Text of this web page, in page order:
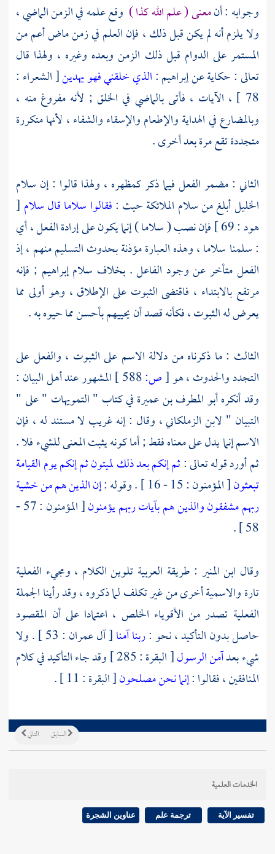
وجوابه : أنمعنى ( علم الله كذا ) وقع علمه في الزمن الماضي ،
ولا يلزم أنه لم يكن قبل ذلك ، فإن العلم في زمن ماض أعم من
المستمر على الدوام قبل ذلك الزمن وبعده وغيره ، ولهذا قال
تعالى : حكاية عن إبراهيم :الذي خلقني فهو يهدين[ الشعراء :
78 ] ، الآيات ، فأتى بالماضي في الخلق ; لأنه مفروغ منه ،
وبالمضارع في الهداية والإطعام والإسقاء والشفاء ، لأنها متكررة
متجددة تقع مرة بعد أخرى .
الثاني : مضمر الفعل فيما ذكر كمظهره ، ولهذا قالوا : إن سلام
الخليلأبلغ من سلام الملائكة حيث :فقالوا سلاما قال سلام [
هود : 69 ] فإن نصب ( سلاما ) إنما يكون على إرادة الفعل ، أي
: سلمنا سلاما ، وهذه العبارة مؤذنة بحدوث التسليم منهم ، إذ
الفعل متأخر عن وجود الفاعل . بخلاف سلام إبراهيم ; فإنه
مرتفع بالابتداء ، فاقتضى الثبوت على الإطلاق ، وهو أولى مما
يعرض له الثبوت ، فكأنه قصد أن يحييهم بأحسن مما حيوه به .
الثالث : ما ذكرناه من دلالة الاسم على الثبوت ، والفعل على
التجدد والحدوث ، هو[ص:
المشهور عند أهل البيان :
وقد أنكرهأبو المطرف بن عميرةفي كتاب " التمويهات " على "
التبيان " لابن الزملكاني، وقال : إنه غريب لا مستند له ، فإن
الاسم إنما يدل على معناه فقط ; أما كونه يثبت المعنى للشيء فلا .
ثم أورد قوله تعالى :ثم إنكم بعد ذلك لميتونثم إنكم يوم القيامة
تبعثون[ المؤمنون : 15 - 16 ] . وقوله :
إن الذين هم من خشية
ربهم مشفقونوالذين هم بآيات ربهم يؤمنون
[ المؤمنون : 57 -
58 ] .
وقال ابن المنير : طريقة العربية تلوين الكلام ، ومجيء الفعلية
تارة والاسمية أخرى من غير تكلف لما ذكروه ، وقد رأينا الجملة
الفعلية تصدر من الأقوياء الخلص ، اعتمادا على أن المقصود
حاصل بدون التأكيد ، نحو :ربنا آمنا
[ آل عمران : 53 ] . ولا
شيء بعدآمن الرسول
[ البقرة : 285 ] وقد جاء التأكيد في كلام
المنافقين ، فقالوا :إنما نحن مصلحون[ البقرة : 11 ] .
التالي السابق
الخدمات العلمية
تفسير الآية ترجمة علم عناوين الشجرة